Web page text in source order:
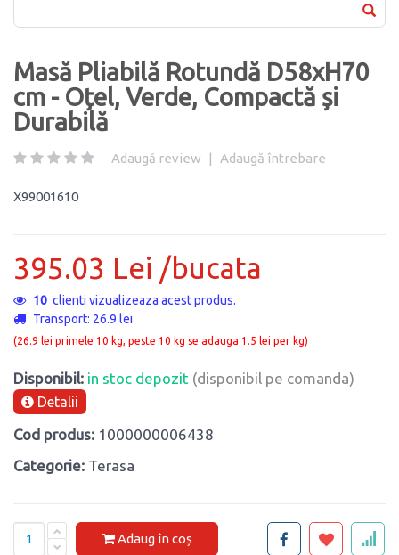
Masă Pliabilă Rotundă D58xH70
cm - Oțel, Verde, Compactă și
Durabilă
Adaugă review | Adaugă întrebare
X99001610
395.03 Lei /bucata
10 clienti vizualizeaza acest produs.
Transport: 26.9 lei
(26.9 lei primele 10 kg, peste 10 kg se adauga 1.5 lei per kg)
Disponibil: in stoc depozit (disponibil pe comanda)
Detalii
Cod produs: 1000000006438
Categorie: Terasa
Adaug în coș